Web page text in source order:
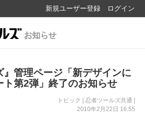
新規ユーザー登録 ログイン
』管理ページ「新デザインに
ト第2弾」終了のお知らせ
トピック | 忍者ツールズ共通 |
2010年2月22日 16:55